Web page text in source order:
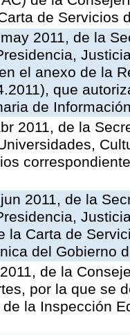
de Servicios
2011, de la
el anexo de la
que
de
2011, de la
2011, de la
la Carta de
del Gobierno
de la
por la que se
la Inspección